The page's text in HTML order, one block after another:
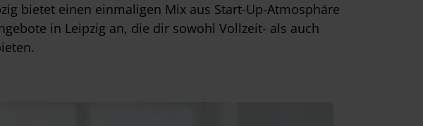
bietet einen einmaligen Mix aus Start-Up-Atmosphäre
in Leipzig an, die dir sowohl Vollzeit- als auch